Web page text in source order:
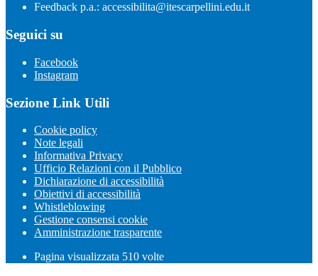
Feedback p.a.: accessibilita@itescarpellini.edu.it
Seguici su
Facebook
Instagram
Sezione Link Utili
Cookie policy
Note legali
Informativa Privacy
Ufficio Relazioni con il Pubblico
Dichiarazione di accessibilità
Obiettivi di accessibilità
Whistleblowing
Gestione consensi cookie
Amministrazione trasparente
Pagina visualizzata 510 volte